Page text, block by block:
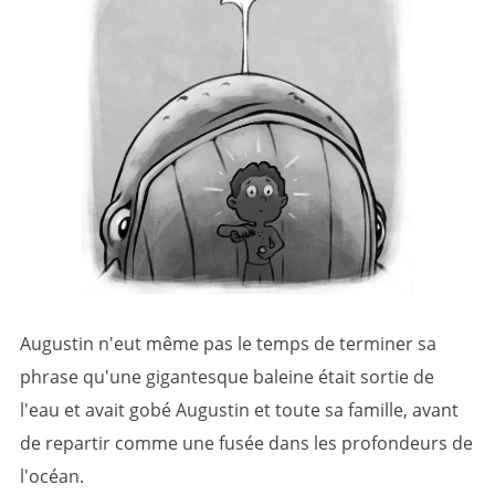
Augustin n'eut même pas le temps de terminer sa
phrase qu'une gigantesque baleine était sortie de
l'eau et avait gobé Augustin et toute sa famille, avant
de repartir comme une fusée dans les profondeurs de
l'océan.